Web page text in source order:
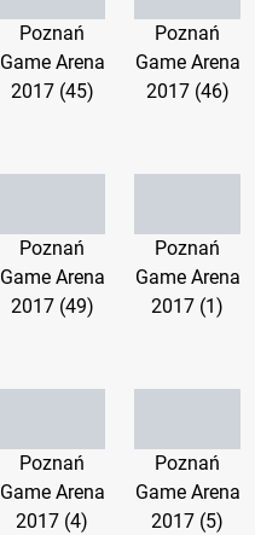
Poznań
Game Arena
2017 (45)
Poznań
Game Arena
2017 (46)
Poznań
Game Arena
2017 (49)
Poznań
Game Arena
2017 (1)
Poznań
Game Arena
2017 (4)
Poznań
Game Arena
2017 (5)